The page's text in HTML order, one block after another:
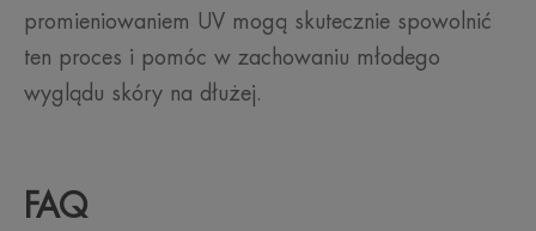
promieniowaniem UV mogą skutecznie spowolnić
ten proces i pomóc w zachowaniu młodego
wyglądu skóry na dłużej.
FAQ